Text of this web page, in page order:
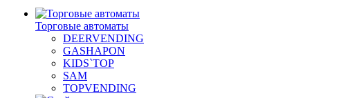
Торговые автоматы
DEERVENDING
GASHAPON
KIDS`TOP
SAM
TOPVENDING